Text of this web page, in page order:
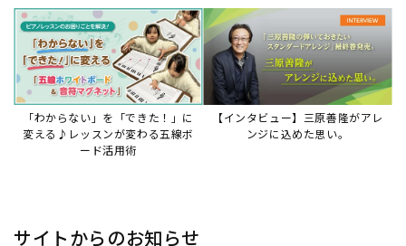
ータについて
2026年7月27日
本件は、ディスクラビアをヤマハミュージックデー
タショップと接続してご利用いただいているお客
様への重要なお知らせです。